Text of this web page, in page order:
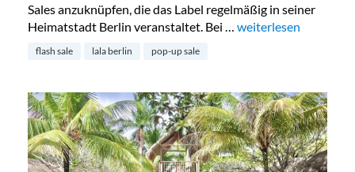
Sales anzuknüpfen, die das Label regelmäßig in seiner
Heimatstadt Berlin veranstaltet. Bei … „Lala Berlin Flash
weiterlesen
flash sale lala berlin pop-up sale